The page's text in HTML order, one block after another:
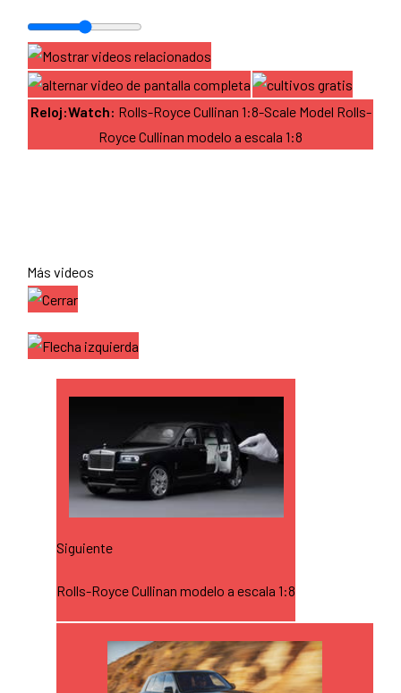
Reloj:Watch: Rolls-Royce Cullinan 1:8-Scale Model Rolls-
Royce Cullinan modelo a escala 1:8
Más videos
Siguiente
Rolls-Royce Cullinan modelo a escala 1:8